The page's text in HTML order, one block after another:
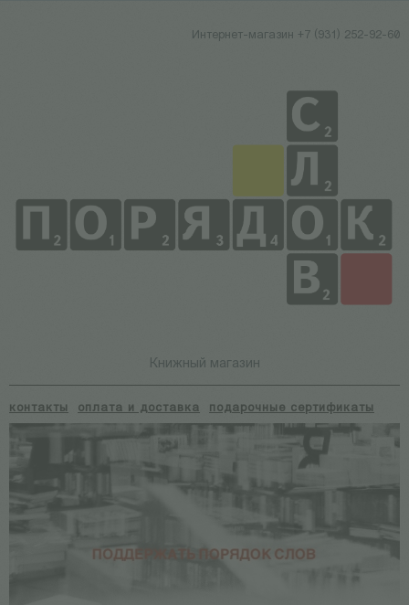
Интернет-магазин +7 (931) 252-92-60
Книжный магазин
контакты оплата и доставка подарочные сертификаты